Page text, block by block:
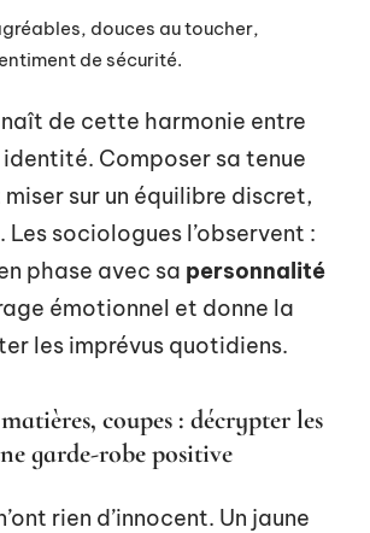
douces au toucher,
de sécurité.
naît de cette harmonie entre
Composer sa tenue
miser sur un équilibre discret,
Les sociologues l’observent :
phase avec sa personnalité
émotionnel et donne la
les imprévus quotidiens.
coupes : décrypter les
garde-robe positive
rien d’innocent. Un jaune